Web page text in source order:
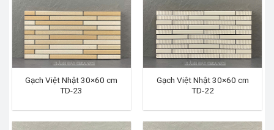
Gạch Việt Nhật 30×60 cm
TD-23
Gạch Việt Nhật 30×60 cm
TD-22